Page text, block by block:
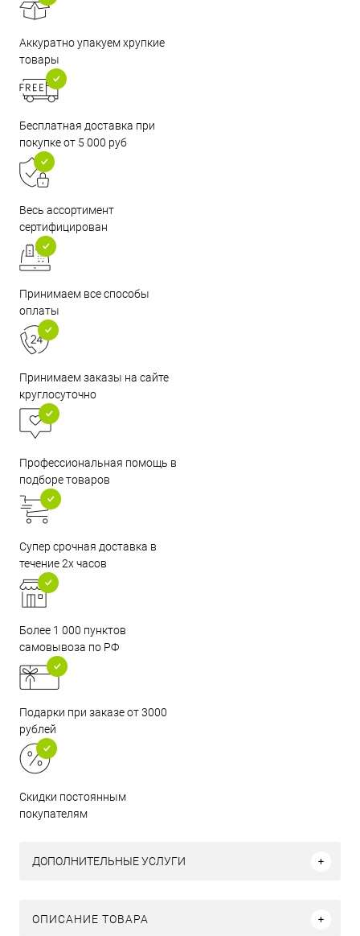
Аккуратно упакуем хрупкие
товары
Бесплатная доставка при
покупке от 5 000 руб
Весь ассортимент
сертифицирован
Принимаем все способы
оплаты
Принимаем заказы на сайте
круглосуточно
Профессиональная помощь в
подборе товаров
Супер срочная доставка в
течение 2х часов
Более 1 000 пунктов
самовывоза по РФ
Подарки при заказе от 3000
рублей
Скидки постоянным
покупателям
ДОПОЛНИТЕЛЬНЫЕ УСЛУГИ
ОПИСАНИЕ ТОВАРА